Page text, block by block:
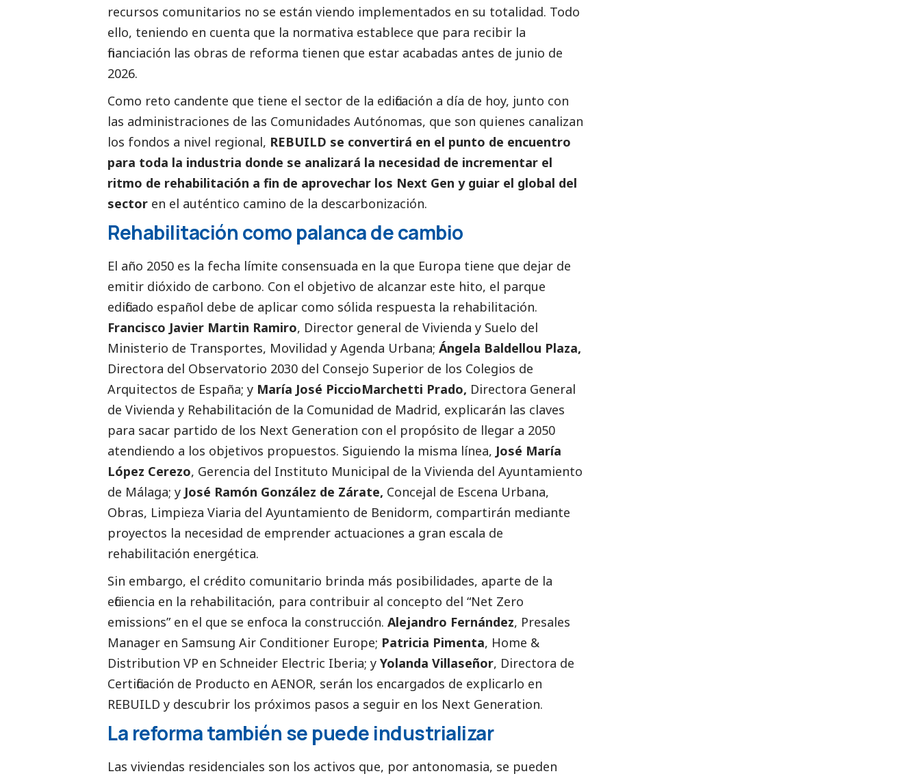
recursos comunitarios no se están viendo implementados en su totalidad. Todo
ello, teniendo en cuenta que la normativa establece que para recibir la
financiación las obras de reforma tienen que estar acabadas antes de junio de
2026.
Como reto candente que tiene el sector de la edificación a día de hoy, junto con
las administraciones de las Comunidades Autónomas, que son quienes canalizan
los fondos a nivel regional, REBUILD se convertirá en el punto de encuentro
para toda la industria donde se analizará la necesidad de incrementar el
ritmo de rehabilitación a fin de aprovechar los Next Gen y guiar el global del
sector en el auténtico camino de la descarbonización.
Rehabilitación como palanca de cambio
El año 2050 es la fecha límite consensuada en la que Europa tiene que dejar de
emitir dióxido de carbono. Con el objetivo de alcanzar este hito, el parque
edificado español debe de aplicar como sólida respuesta la rehabilitación.
Francisco Javier Martin Ramiro, Director general de Vivienda y Suelo del
Ministerio de Transportes, Movilidad y Agenda Urbana; Ángela Baldellou Plaza,
Directora del Observatorio 2030 del Consejo Superior de los Colegios de
Arquitectos de España; y María José PiccioMarchetti Prado, Directora General
de Vivienda y Rehabilitación de la Comunidad de Madrid, explicarán las claves
para sacar partido de los Next Generation con el propósito de llegar a 2050
atendiendo a los objetivos propuestos. Siguiendo la misma línea, José María
López Cerezo, Gerencia del Instituto Municipal de la Vivienda del Ayuntamiento
de Málaga; y José Ramón González de Zárate, Concejal de Escena Urbana,
Obras, Limpieza Viaria del Ayuntamiento de Benidorm, compartirán mediante
proyectos la necesidad de emprender actuaciones a gran escala de
rehabilitación energética.
Sin embargo, el crédito comunitario brinda más posibilidades, aparte de la
eficiencia en la rehabilitación, para contribuir al concepto del “Net Zero
emissions” en el que se enfoca la construcción. Alejandro Fernández, Presales
Manager en Samsung Air Conditioner Europe; Patricia Pimenta, Home &
Distribution VP en Schneider Electric Iberia; y Yolanda Villaseñor, Directora de
Certificación de Producto en AENOR, serán los encargados de explicarlo en
REBUILD y descubrir los próximos pasos a seguir en los Next Generation.
La reforma también se puede industrializar
Las viviendas residenciales son los activos que, por antonomasia, se pueden